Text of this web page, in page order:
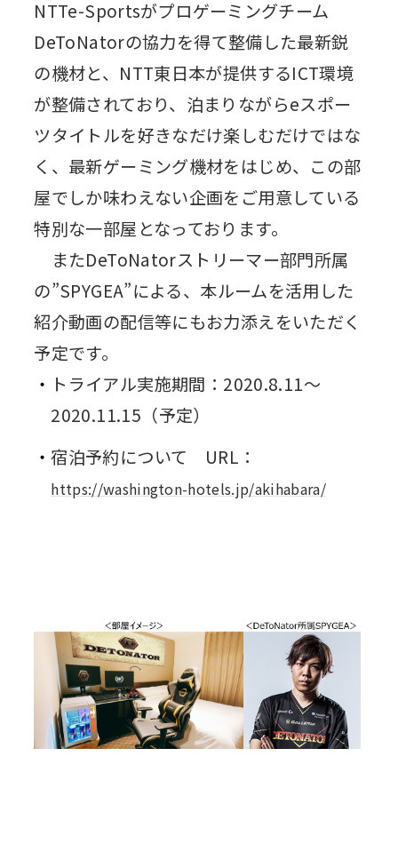
NTTe-Sportsがプロゲーミングチーム
DeToNatorの協力を得て整備した最新鋭
の機材と、NTT東日本が提供するICT環境
が整備されており、泊まりながらeスポー
ツタイトルを好きなだけ楽しむだけではな
く、最新ゲーミング機材をはじめ、この部
屋でしか味わえない企画をご用意している
特別な一部屋となっております。
またDeToNatorストリーマー部門所属
の”SPYGEA”による、本ルームを活用した
紹介動画の配信等にもお力添えをいただく
予定です。
トライアル実施期間：2020.8.11～
2020.11.15（予定）
宿泊予約について URL：
https://washington-hotels.jp/akihabara/